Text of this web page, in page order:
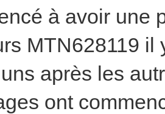
à avoir une
MTN628119
après les
ont